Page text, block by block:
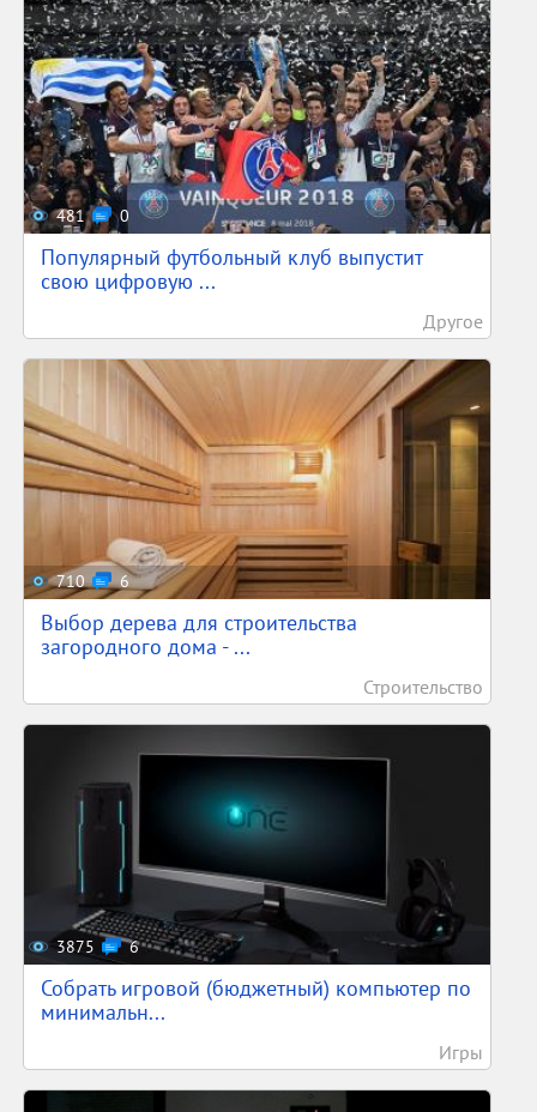
481 0
Популярный футбольный клуб выпустит
свою цифровую ...
Другое
710 6
Выбор дерева для строительства
загородного дома - ...
Строительство
3875 6
Собрать игровой (бюджетный) компьютер по
минимальн...
Игры